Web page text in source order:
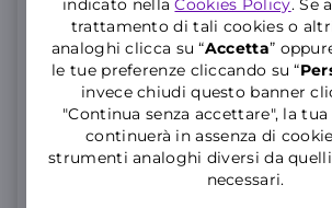
indicato nellaCookies Policy. Se
trattamento di tali cookies o
analoghi clicca su “Accetta”
le tue preferenze cliccando su “P
invece chiudi questo banner
"Continua senza accettare", la
continuerà in assenza di
strumenti analoghi diversi da
necessari.
200 GIGA Full Speed, poi illimitati
Minuti illimitati e 200 SMS
25 GIGA aggiuntivi in Unione
Consulta lenote informativedell’offerta.